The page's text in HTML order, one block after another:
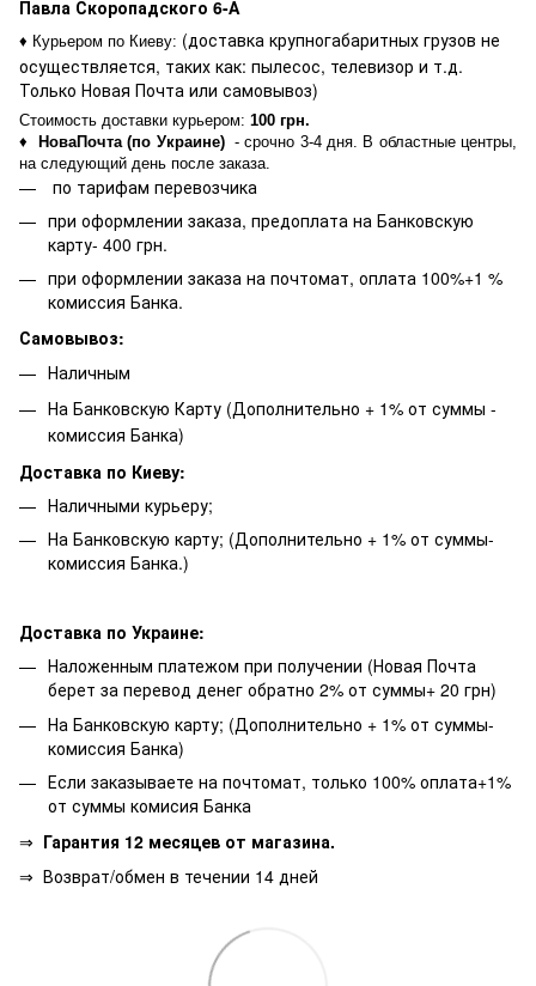
Павла Скоропадского 6-А
♦ Курьером по Киеву: (доставка крупногабаритных грузов не
осуществляется, таких как: пылесос, телевизор и т.д.
Только Новая Почта или самовывоз)
Стоимость доставки курьером: 100 грн.
♦ НоваПочта (по Украине)- срочно 3-4 дня. В областные центры,
на следующий день после заказа.
по тарифам перевозчика
при оформлении заказа, предоплата на Банковскую
карту- 400 грн.
при оформлении заказа на почтомат, оплата 100%+1 %
комиссия Банка.
Самовывоз:
Наличным
На Банковскую Карту (Дополнительно + 1% от суммы -
комиссия Банка)
Доставка по Киеву:
Наличными курьеру;
На Банковскую карту; (Дополнительно + 1% от суммы-
комиссия Банка.)
Доставка по Украине:
Наложенным платежом при получении (Новая Почта
берет за перевод денег обратно 2% от суммы+ 20 грн)
На Банковскую карту; (Дополнительно + 1% от суммы-
комиссия Банка)
Если заказываете на почтомат, только 100% оплата+1%
от суммы комисия Банка
⇒ Гарантия 12 месяцев от магазина.
⇒ Возврат/обмен в течении 14 дней